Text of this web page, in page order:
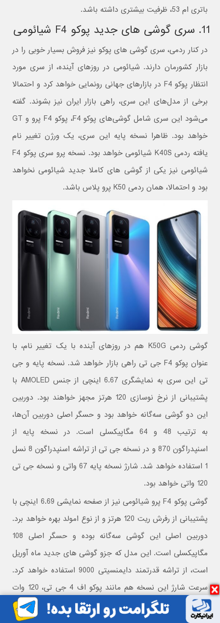
باتری ام 53، ظرفیت بیشتری داشته باشد.
11. سری گوشی های جدید پوکو F4 شیائومی
در کنار ردمی، سری گوشی های پوکو نیز فروش بسیار خوبی را در
بازار کشورمان دارند. شیائومی در روزهای آینده، از سری مورد
انتظار پوکو F4 در بازارهای جهانی رونمایی خواهد کرد و احتمالا
برخی از مدل‌های این سری، راهی بازار ایران نیز بشوند. گفته
می‌شود این سری شامل گوشی‌های پوکو F4، پوکو F4 پرو و GT
خواهد بود. ظاهرا نسخه پایه این سری، یک ورژن تغییر نام
یافته ردمی K40S شیائومی خواهد بود. نسخه پرو سری پوکو F4
شیائومی نیز یکی از گوشی های کاملا جدید شیائومی نخواهد
بود و احتمالا، همان ردمی K50 پرو پلاس باشد.
گوشی ردمی K50G هم در روزهای آینده با یک تغییر نام، با
عنوان پوکو F4 جی تی راهی بازار خواهد شد. نسخه پایه و جی
تی این سری به نمایشگری 6.67 اینچی از جنس AMOLED با
پشتیبانی از نرخ نوسازی 120 هرتز مجهز خواهند بود. دوربین
این دو گوشی سه‌گانه خواهد بود و حسگر اصلی دوربین آن‌ها،
به ترتیب 48 و 64 مگاپیکسلی است. در نسخه پایه از
اسنپدراگون 870 و در نسخه جی تی از تراشه اسنپدراگون 8 نسل
1 استفاده خواهد شد. شارژ نسخه پایه 67 واتی و نسخه جی تی
120 واتی خواهد بود.
گوشی پوکو F4 پرو شیائومی نیز از صفحه نمایشی 6.69 اینچی با
پشتیبانی از رفرش ریت 120 هرتز و از نوع امولد بهره خواهد برد.
دوربین اصلی این گوشی سه‌گانه بوده و حسگر اصلی 108
مگاپیکسلی است. این مدل که جزو گوشی های جدید ماه آوریل
است، از تراشه قدرتمند دایمنسیتی 9000 استفاده خواهد کرد.
سرعت شارژ این نسخه هم مانند پوکو اف 4 جی تی، 120 وات
است.